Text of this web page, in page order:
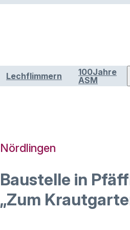
Lechflimmern
100Jahre
ASM
Nördlingen
Baustelle in
„Zum